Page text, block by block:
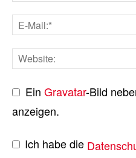
EinGravatar-Bild
anzeigen.
Ich habe die